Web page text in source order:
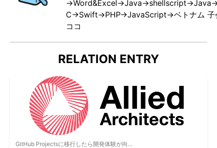
C→Swift→PHP→JavaScript→ベトナム 子
ココ
RELATION ENTRY
GitHub Projectsに移行したら開発体験が向...